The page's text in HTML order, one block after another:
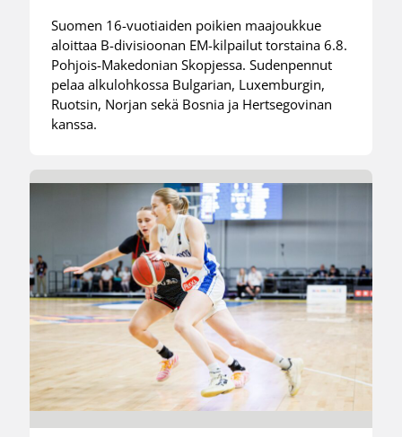
Suomen 16-vuotiaiden poikien maajoukkue
aloittaa B-divisioonan EM-kilpailut torstaina 6.8.
Pohjois-Makedonian Skopjessa. Sudenpennut
pelaa alkulohkossa Bulgarian, Luxemburgin,
Ruotsin, Norjan sekä Bosnia ja Hertsegovinan
kanssa.